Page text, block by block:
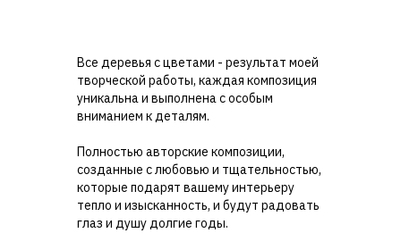
Все деревья с цветами - результат моей
творческой работы, каждая композиция
уникальна и выполнена с особым
вниманием к деталям.
Полностью авторские композиции,
созданные с любовью и тщательностью,
которые подарят вашему интерьеру
тепло и изысканность, и будут радовать
глаз и душу долгие годы.